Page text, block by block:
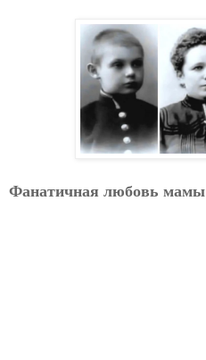
Фанатичная любовь мамы